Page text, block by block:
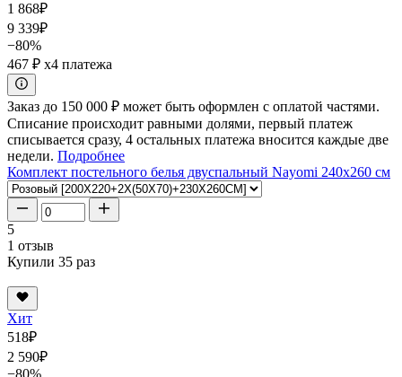
1 868₽
9 339₽
−80%
467 ₽ x4 платежа
Заказ до 150 000 ₽ может быть оформлен с оплатой частями.
Списание происходит равными долями, первый платеж
списывается сразу, 4 остальных платежа вносится каждые две
недели. Подробнее
Комплект постельного белья двуспальный Nayomi 240x260 см
5
1 отзыв
Купили 35 раз
Хит
518₽
2 590₽